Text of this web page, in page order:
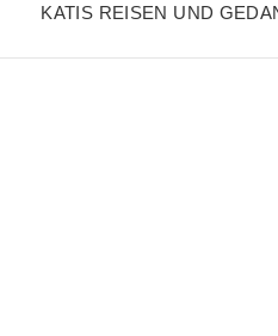
KATIS REISEN UND